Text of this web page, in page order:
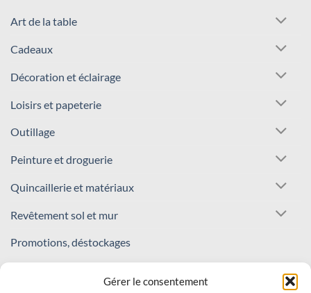
Gérer le consentement
Art de la table
Cadeaux
Décoration et éclairage
Loisirs et papeterie
Outillage
Peinture et droguerie
Quincaillerie et matériaux
Revêtement sol et mur
Promotions, déstockages
REJOIGNEZ NOTRE COMMUNAUTÉ !